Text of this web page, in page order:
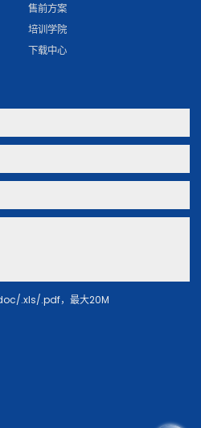
售前方案
培训学院
下载中心
.xls/.pdf，最大20M